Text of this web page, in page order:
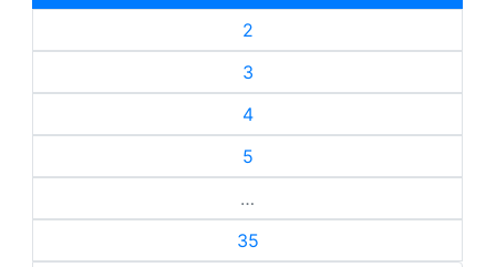
2
3
4
5
…
35